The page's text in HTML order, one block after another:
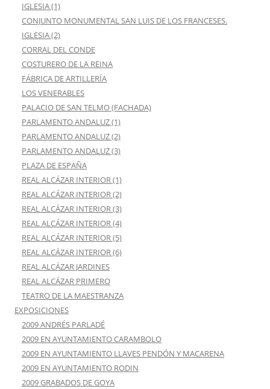
IGLESIA (1)
CONJUNTO MONUMENTAL SAN LUIS DE LOS FRANCESES.
IGLESIA (2)
CORRAL DEL CONDE
COSTURERO DE LA REINA
FÁBRICA DE ARTILLERÍA
LOS VENERABLES
PALACIO DE SAN TELMO (FACHADA)
PARLAMENTO ANDALUZ (1)
PARLAMENTO ANDALUZ (2)
PARLAMENTO ANDALUZ (3)
PLAZA DE ESPAÑA
REAL ALCÁZAR INTERIOR (1)
REAL ALCÁZAR INTERIOR (2)
REAL ALCÁZAR INTERIOR (3)
REAL ALCÁZAR INTERIOR (4)
REAL ALCÁZAR INTERIOR (5)
REAL ALCÁZAR INTERIOR (6)
REAL ALCÁZAR JARDINES
REAL ALCÁZAR PRIMERO
TEATRO DE LA MAESTRANZA
EXPOSICIONES
2009 ANDRÉS PARLADÉ
2009 EN AYUNTAMIENTO CARAMBOLO
2009 EN AYUNTAMIENTO LLAVES PENDÓN Y MACARENA
2009 EN AYUNTAMIENTO RODIN
2009 GRABADOS DE GOYA